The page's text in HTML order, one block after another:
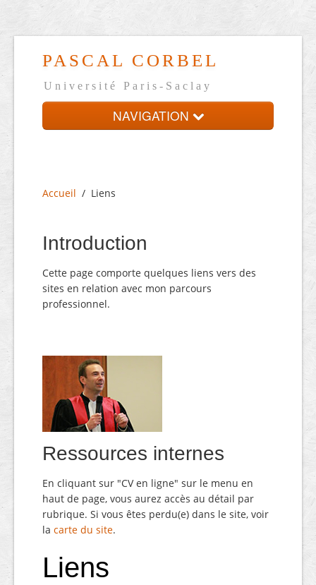
PASCAL CORBEL
Université Paris-Saclay
NAVIGATION
CV en ligne
Accueil / Liens
Introduction
Cette page comporte quelques liens vers des
sites en relation avec mon parcours
professionnel.
Ressources internes
En cliquant sur "CV en ligne" sur le menu en
haut de page, vous aurez accès au détail par
rubrique. Si vous êtes perdu(e) dans le site, voir
la carte du site.
Liens